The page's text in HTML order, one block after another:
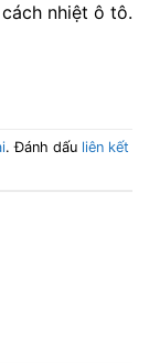
nhiệt ô tô.
. Đánh dấu liên kết